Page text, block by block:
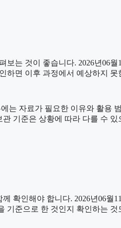
는 것이 좋습니다. 2026년06
하면 이후 과정에서 예상하지
자료가 필요한 이유와 활용
기준은 상황에 따라 다를 수
확인해야 합니다. 2026년06월
기준으로 한 것인지 확인하는 것